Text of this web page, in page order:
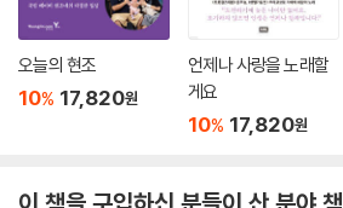
오늘의 현조
10% 17,820원
언제나 사랑을 노래할
게요
10% 17,820원